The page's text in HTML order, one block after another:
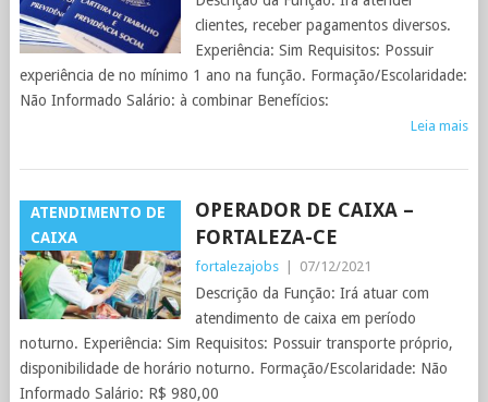
clientes, receber pagamentos diversos.
Experiência: Sim Requisitos: Possuir
experiência de no mínimo 1 ano na função. Formação/Escolaridade:
Não Informado Salário: à combinar Benefícios:
Leia mais
ATENDIMENTO DE
CAIXA
OPERADOR DE CAIXA –
FORTALEZA-CE
fortalezajobs 07/12/2021
Descrição da Função: Irá atuar com
atendimento de caixa em período
noturno. Experiência: Sim Requisitos: Possuir transporte próprio,
disponibilidade de horário noturno. Formação/Escolaridade: Não
Informado Salário: R$ 980,00